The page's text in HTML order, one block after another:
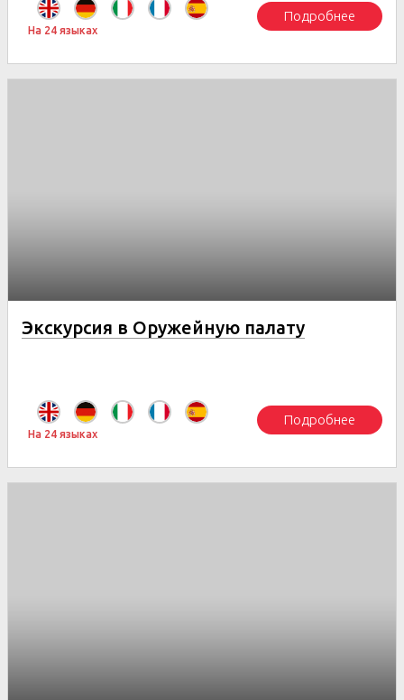
На 24 языках
Подробнее
Экскурсия в Оружейную палату
На 24 языках
Подробнее